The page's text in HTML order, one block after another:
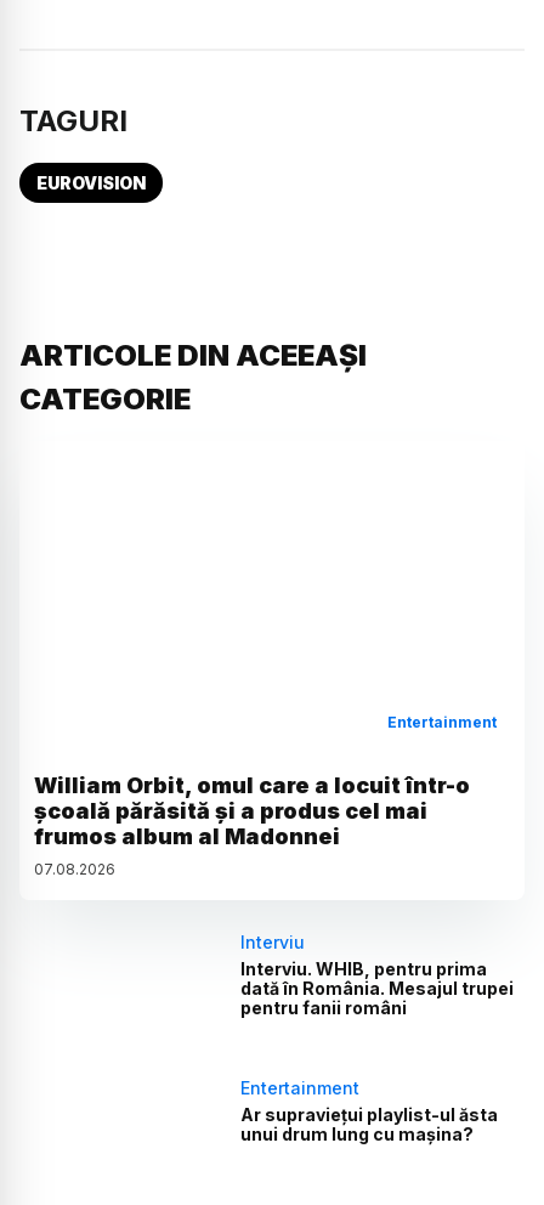
TAGURI
EUROVISION
ARTICOLE DIN ACEEAȘI
CATEGORIE
Entertainment
William Orbit, omul care a locuit într-o
școală părăsită și a produs cel mai
frumos album al Madonnei
07.08.2026
Interviu
Interviu. WHIB, pentru prima
dată în România. Mesajul trupei
pentru fanii români
Entertainment
Ar supraviețui playlist-ul ăsta
unui drum lung cu mașina?